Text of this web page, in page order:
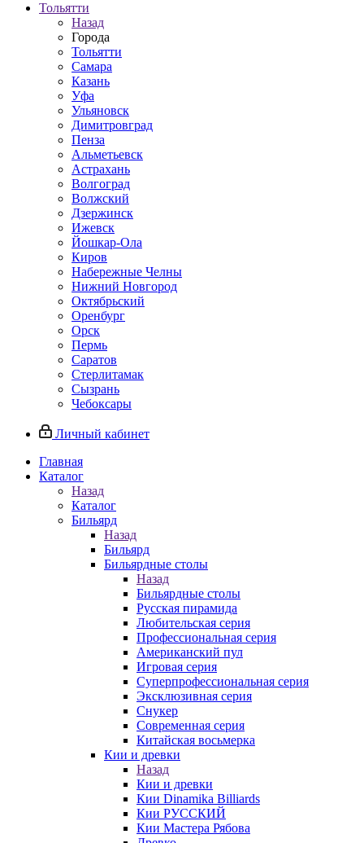
Тольятти
Назад
Города
Тольятти
Самара
Казань
Уфа
Ульяновск
Димитровград
Пенза
Альметьевск
Астрахань
Волгоград
Волжский
Дзержинск
Ижевск
Йошкар-Ола
Киров
Набережные Челны
Нижний Новгород
Октябрьский
Оренбург
Орск
Пермь
Саратов
Стерлитамак
Сызрань
Чебоксары
Личный кабинет
Главная
Каталог
Назад
Каталог
Бильярд
Назад
Бильярд
Бильярдные столы
Назад
Бильярдные столы
Русская пирамида
Любительская серия
Профессиональная серия
Американский пул
Игровая серия
Суперпрофессиональная серия
Эксклюзивная серия
Снукер
Современная серия
Китайская восьмерка
Кии и древки
Назад
Кии и древки
Кии Dinamika Billiards
Кии РУССКИЙ
Кии Мастера Рябова